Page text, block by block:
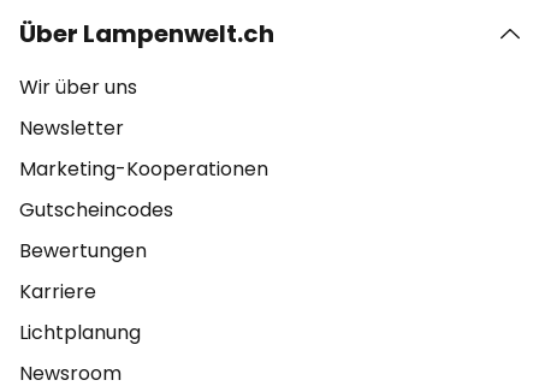
Über Lampenwelt.ch
Wir über uns
Newsletter
Marketing-Kooperationen
Gutscheincodes
Bewertungen
Karriere
Lichtplanung
Newsroom